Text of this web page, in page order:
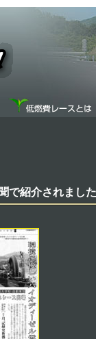
で紹介されました